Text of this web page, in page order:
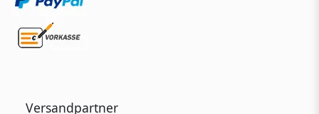
Versandpartner